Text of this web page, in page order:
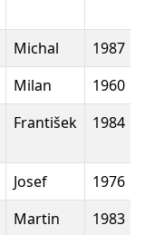
Michal
1987
Milan
1960
František 1984
Josef
1976
Martin
1983